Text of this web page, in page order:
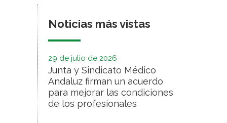
Noticias más vistas
29 de julio de 2026
Junta y Sindicato Médico
Andaluz firman un acuerdo
para mejorar las condiciones
de los profesionales